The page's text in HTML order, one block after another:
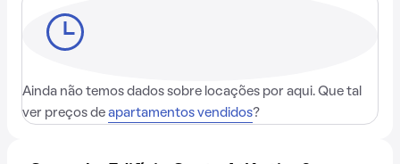
Ainda não temos dados sobre locações por aqui. Que tal
ver preços de apartamentos vendidos?